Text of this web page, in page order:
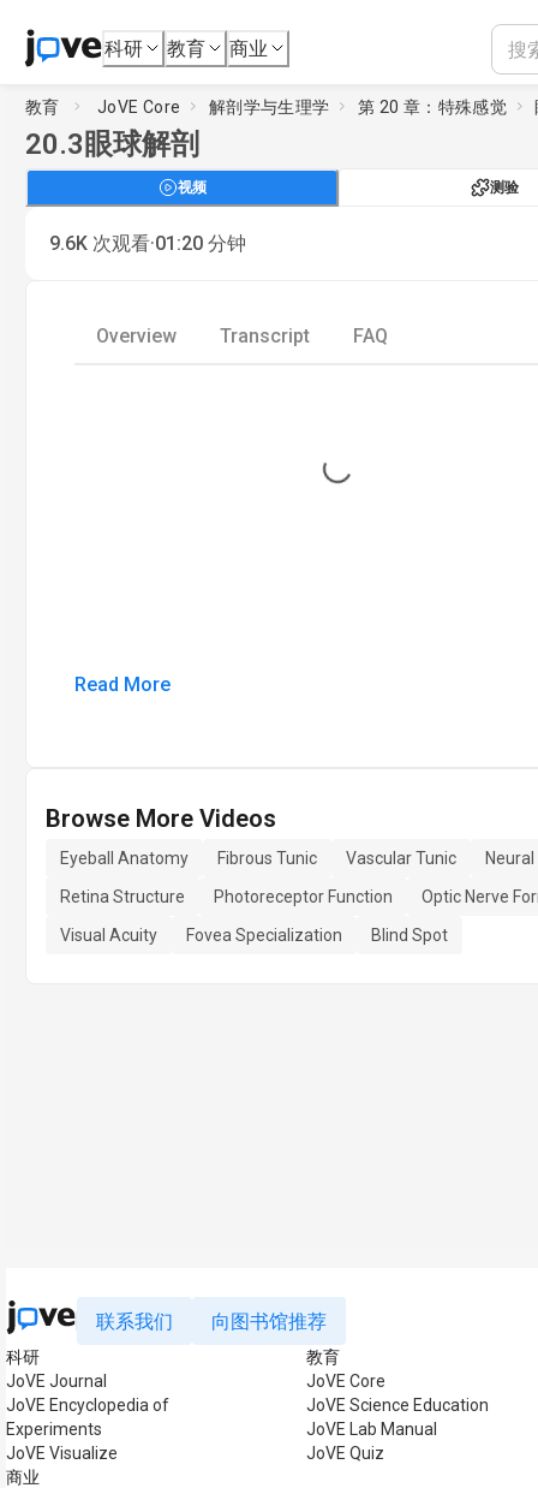
科研 教育 商业
教育 JoVE Core 解剖学与生理学 第 20 章：特殊感觉
20.3 眼球解剖
视频 测验
9.6K 次观看·01:20 分钟
Overview Transcript FAQ
Loading...
Read More
Browse More Videos
Eyeball Anatomy Fibrous Tunic Vascular Tunic
Retina Structure
Photoreceptor Function
Optic Nerve
Visual Acuity
Fovea Specialization Blind Spot
联系我们 向图书馆推荐
科研
JoVE Journal
JoVE Encyclopedia of
Experiments
JoVE Visualize
商业
教育
JoVE Core
JoVE Science Education
JoVE Lab Manual
JoVE Quiz